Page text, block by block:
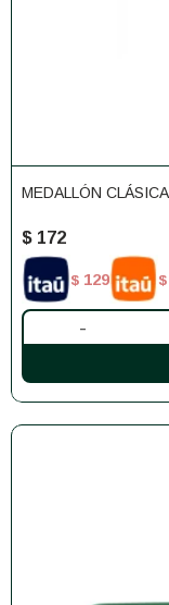
MEDALLÓN
$ 172
$ 129 $
-